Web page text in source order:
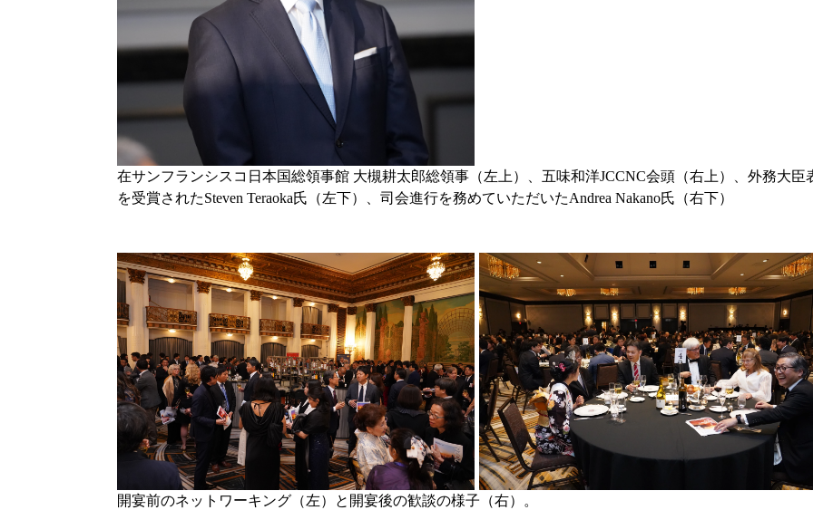
在サンフランシスコ日本国総領事館 大槻耕太郎総領事（左上）、五味和洋JCCNC会頭（右上）、外務大臣
を受賞されたSteven Teraoka氏（左下）、司会進行を務めていただいたAndrea Nakano氏（右下）
開宴前のネットワーキング（左）と開宴後の歓談の様子（右）。